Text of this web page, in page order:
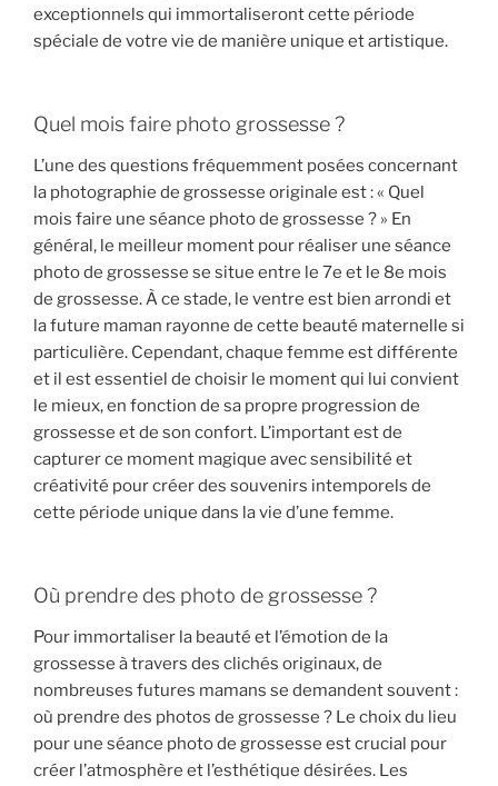
exceptionnels qui immortaliseront cette période
spéciale de votre vie de manière unique et artistique.
Quel mois faire photo grossesse ?
L’une des questions fréquemment posées concernant
la photographie de grossesse originale est : « Quel
mois faire une séance photo de grossesse ? » En
général, le meilleur moment pour réaliser une séance
photo de grossesse se situe entre le 7e et le 8e mois
de grossesse. À ce stade, le ventre est bien arrondi et
la future maman rayonne de cette beauté maternelle si
particulière. Cependant, chaque femme est différente
et il est essentiel de choisir le moment qui lui convient
le mieux, en fonction de sa propre progression de
grossesse et de son confort. L’important est de
capturer ce moment magique avec sensibilité et
créativité pour créer des souvenirs intemporels de
cette période unique dans la vie d’une femme.
Où prendre des photo de grossesse ?
Pour immortaliser la beauté et l’émotion de la
grossesse à travers des clichés originaux, de
nombreuses futures mamans se demandent souvent :
où prendre des photos de grossesse ? Le choix du lieu
pour une séance photo de grossesse est crucial pour
créer l’atmosphère et l’esthétique désirées. Les